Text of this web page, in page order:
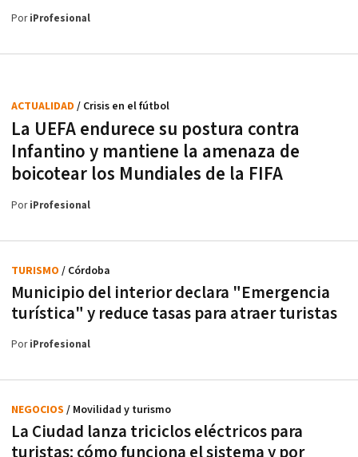
PoriProfesional
La UEFA endurece su postura contra
Infantino y mantiene la amenaza de
boicotear los Mundiales de la FIFA
ACTUALIDAD / Crisis en el fútbol
PoriProfesional
Municipio del interior declara "Emergencia
turística" y reduce tasas para atraer turistas
TURISMO / Córdoba
PoriProfesional
La Ciudad lanza triciclos eléctricos para
turistas: cómo funciona el sistema y por
NEGOCIOS / Movilidad y turismo